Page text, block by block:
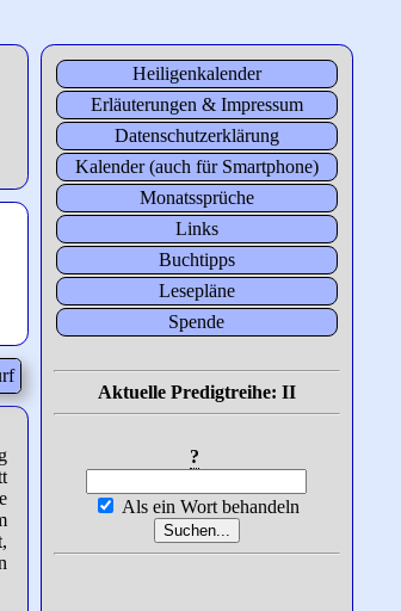
Heiligenkalender
Erläuterungen & Impressum
Datenschutzerklärung
Kalender (auch für Smartphone)
Monatssprüche
Links
Buchtipps
Lesepläne
Spende
Aktuelle Predigtreihe: II
?
Als ein Wort behandeln